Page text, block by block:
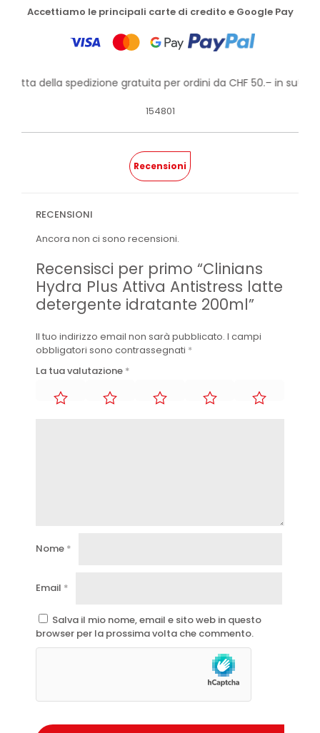
Accettiamo le principali carte di credito e Google Pay
della spedizione gratuita per ordini da CHF 50.– in su!
154801
Recensioni
RECENSIONI
Ancora non ci sono recensioni.
Recensisci per primo “Clinians
Hydra Plus Attiva Antistress latte
detergente idratante 200ml”
Il tuo indirizzo email non sarà pubblicato. I campi
obbligatori sono contrassegnati *
La tua valutazione *
Nome *
Email *
Salva il mio nome, email e sito web in questo
browser per la prossima volta che commento.